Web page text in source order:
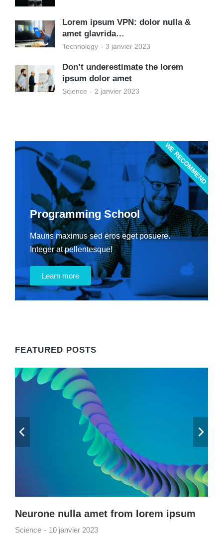
Lorem ipsum VPN: dolor nulla &
amet glavrida…
Technology 3 janvier 2023
Don’t underestimate the lorem
ipsum dolor amet
Science 2 janvier 2023
Programming School
Mauris maximus sed eros eget posuere.
Integer at pellentesque!
Learn more
WE RECOMMEND
FEATURED POSTS
Neurone nulla amet from lorem ipsum
Science 10 janvier 2023